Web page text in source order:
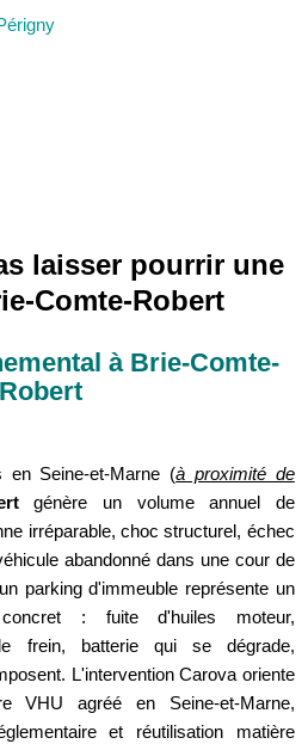
laisser pourrir une
Comte-Robert
à Brie-Comte-
Robert
en Seine-et-Marne (à proximité de
génère un volume annuel de
irréparable, choc structurel, échec
abandonné dans une cour de
parking d'immeuble représente un
concret : fuite d'huiles moteur,
frein, batterie qui se dégrade,
L'intervention Carova oriente
VHU agréé en Seine-et-Marne,
et réutilisation matière